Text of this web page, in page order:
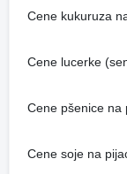
Cene kukuruza
Cene lucerke
Cene pšenice na
Cene soje na